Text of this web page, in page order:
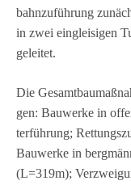
bahn­zu­füh­rung
in zwei ein­glei­si­gen
geleitet.
Die
gen: Bau­werke in
ter­füh­rung;
Bau­werke in
(L=319m);